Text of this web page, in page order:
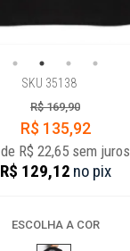
SKU 35138
R$ 169,90
R$ 135,92
de R$ 22,65 sem juros
R$ 129,12 no pix
ESCOLHA A COR